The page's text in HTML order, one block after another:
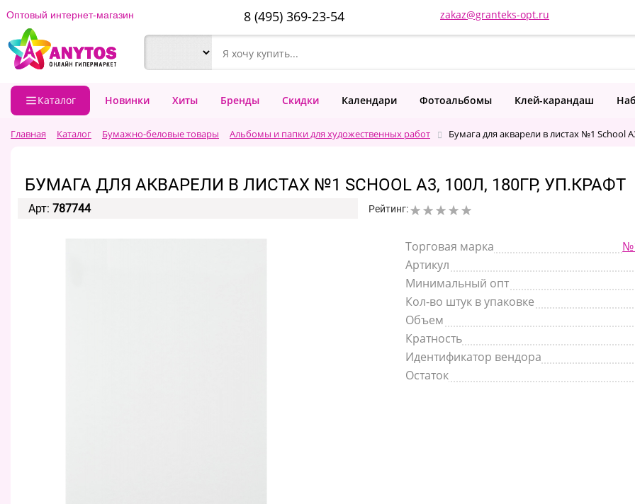
Оптовый интернет-магазин 8 (495) 369-23-54 zakaz@granteks-opt.ru
Каталог Новинки Хиты Бренды Скидки Календари Фотоальбомы Клей-карандаш
Главная Каталог Бумажно-беловые товары Альбомы и папки для художественных работ Бумага для акварели в листах №1 School
БУМАГА ДЛЯ АКВАРЕЛИ В ЛИСТАХ №1 SCHOOL А3, 100Л, 180ГР, УП.КРАФТ
Арт: 787744 Рейтинг:
Торговая марка
Артикул
Минимальный опт
Кол-во штук в упаковке
Объем
Кратность
Идентификатор вендора
Остаток